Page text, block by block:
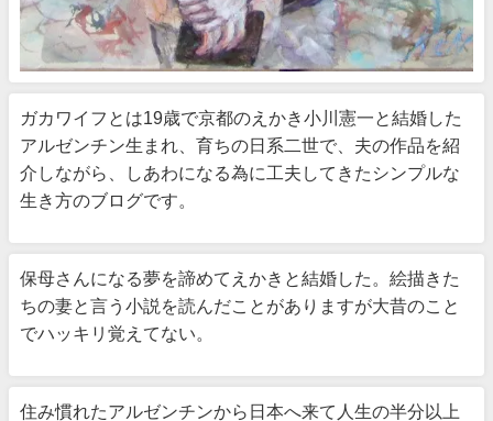
ガカワイフとは19歳で京都のえかき小川憲一と結婚した
アルゼンチン生まれ、育ちの日系二世で、夫の作品を紹
介しながら、しあわになる為に工夫してきたシンプルな
生き方のブログです。
保母さんになる夢を諦めてえかきと結婚した。絵描きた
ちの妻と言う小説を読んだことがありますが大昔のこと
でハッキリ覚えてない。
住み慣れたアルゼンチンから日本へ来て人生の半分以上